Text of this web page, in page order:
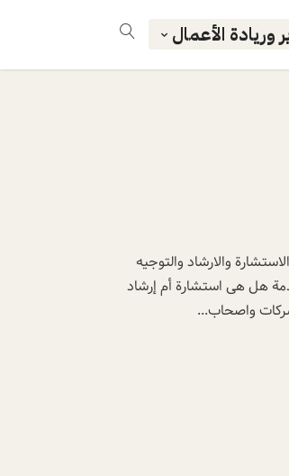
وريادة الأعمال
والارشاد والتوجيه
هل هى استشارة أم إرشاد
واصحاب...